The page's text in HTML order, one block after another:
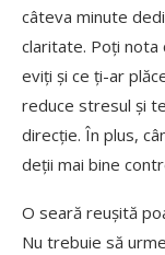
câteva minute
claritate. Poți nota
eviți și ce ți-ar
reduce stresul și
direcție. În plus,
deții mai bine
O seară reușită
Nu trebuie să